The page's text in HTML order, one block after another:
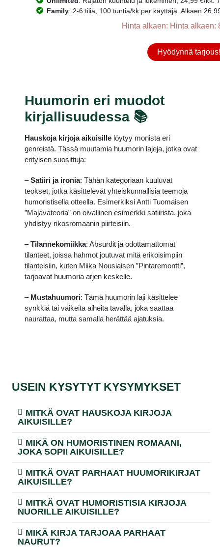
Family: 2-6 tiliä, 100 tuntia/kk per käyttäjä. Alkaen
Hinta alkaen: Hinta alkaen:
Hyödynnä tarjous!
Huumorin eri muodot
kirjallisuudessa 📚
Hauskoja kirjoja aikuisille löytyy monista eri
genreistä. Tässä muutamia huumorin lajeja, jotka ovat
erityisen suosittuja:
– Satiiri ja ironia: Tähän kategoriaan kuuluvat
teokset, jotka käsittelevät yhteiskunnallisia teemoja
humoristisella otteella. Esimerkiksi Antti Tuomaisen
”Majavateoria” on oivallinen esimerkki satiirista, joka
yhdistyy rikosromaanin piirteisiin.
– Tilannekomiikka: Absurdit ja odottamattomat
tilanteet, joissa hahmot joutuvat mitä erikoisimpiin
tilanteisiin, kuten Miika Nousiaisen ”Pintaremontti”,
tarjoavat huumoria arjen keskelle.
– Mustahuumori: Tämä huumorin laji käsittelee
synkkiä tai vaikeita aiheita tavalla, joka saattaa
naurattaa, mutta samalla herättää ajatuksia.
USEIN KYSYTYT KYSYMYKSET
MITKÄ OVAT HAUSKOJA KIRJOJA
AIKUISILLE?
MIKÄ ON HUMORISTINEN ROMAANI,
JOKA SOPII AIKUISILLE?
MITKÄ OVAT PARHAAT HUUMORIKIRJAT
AIKUISILLE?
MITKÄ OVAT HUMORISTISIA KIRJOJA
NUORILLE AIKUISILLE?
MIKÄ KIRJA TARJOAA PARHAAT
NAURUT?